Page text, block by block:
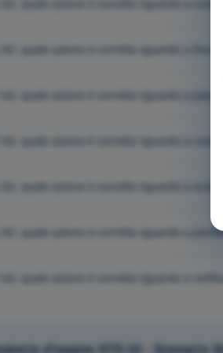
02, quale azione è corretta riguardo a fine
02, quale azione è corretta riguardo a
02, quale azione è corretta riguardo a
02, quale azione è corretta riguardo a
02, quale azione è corretta riguardo a
02, quale azione è corretta riguardo a
d'esame STS 02 - Scenario